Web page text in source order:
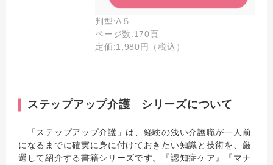
判型:A５
ページ数:170頁
定価:1,980円（税込）
ステップアップ介護 シリーズについて
「ステップアップ介護」は、経験の浅い介護職が一人前
になるまでに確実に身に付けておきたい知識と技術を、厳
選して紹介する書籍シリーズです。『認知症ケア』『マナ